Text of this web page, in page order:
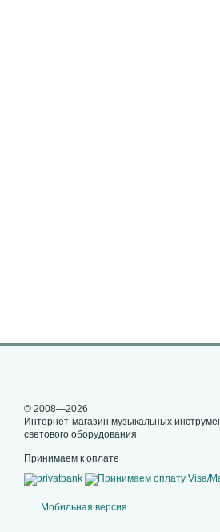
© 2008—2026
Интернет-магазин музыкальных
светового оборудования.
Принимаем к оплате
Мобильная версия